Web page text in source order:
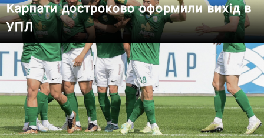
Карпати достроково оформили вихід в
УПЛ